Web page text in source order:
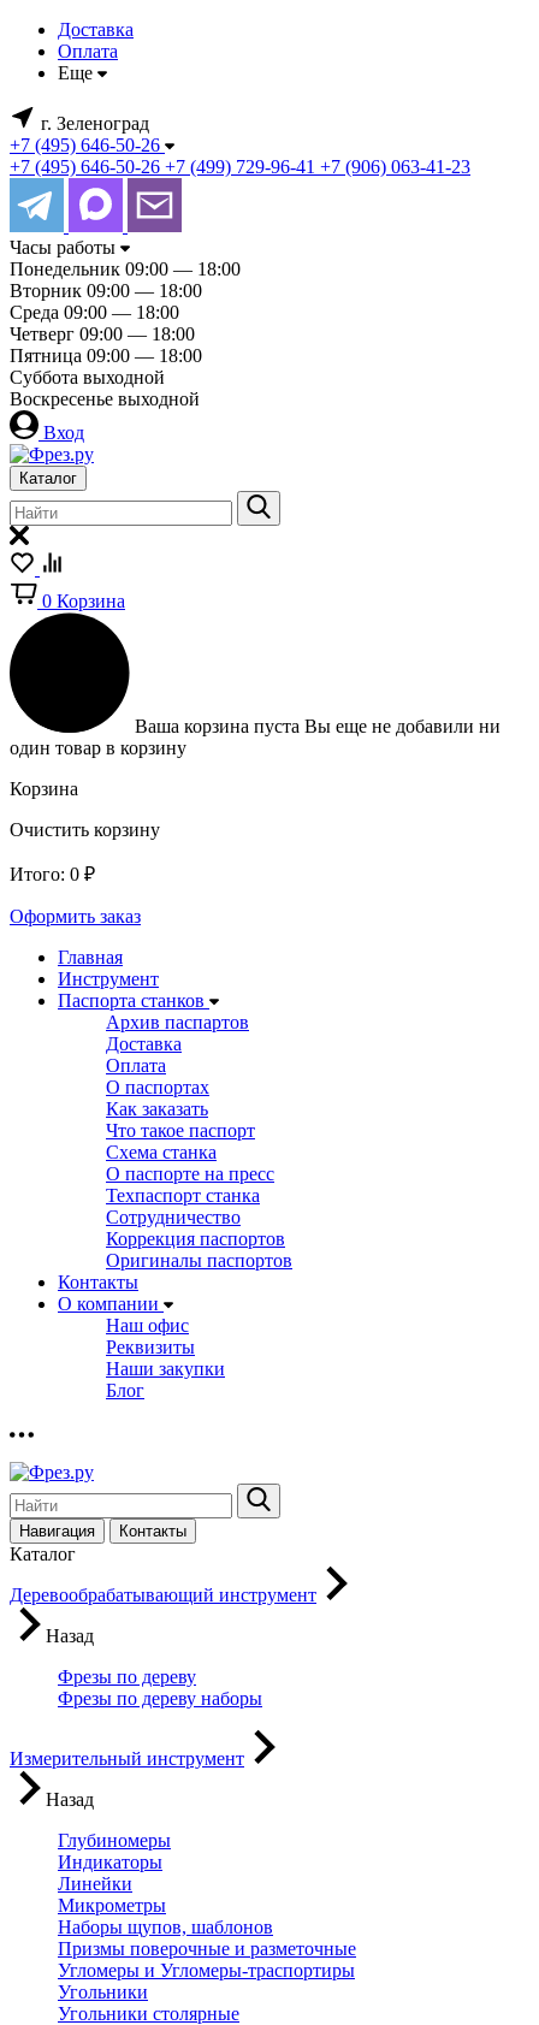
Доставка
Оплата
Еще
г. Зеленоград
+7 (495) 646-50-26
+7 (495) 646-50-26 +7 (499) 729-96-41 +7 (906) 063-41-23
Часы работы
Понедельник 09:00 — 18:00
Вторник 09:00 — 18:00
Среда 09:00 — 18:00
Четверг 09:00 — 18:00
Пятница 09:00 — 18:00
Суббота выходной
Воскресенье выходной
Вход
Каталог
0 Корзина
Ваша корзина пуста Вы еще не добавили ни
один товар в корзину
Корзина
Очистить корзину
Итого: 0 ₽
Оформить заказ
Главная
Инструмент
Паспорта станков
Архив паспартов
Доставка
Оплата
О паспортах
Как заказать
Что такое паспорт
Схема станка
О паспорте на пресс
Техпаспорт станка
Сотрудничество
Коррекция паспортов
Оригиналы паспортов
Контакты
О компании
Наш офис
Реквизиты
Наши закупки
Блог
Навигация Контакты
Каталог
Деревообрабатывающий инструмент
Назад
Фрезы по дереву
Фрезы по дереву наборы
Измерительный инструмент
Назад
Глубиномеры
Индикаторы
Линейки
Микрометры
Наборы щупов, шаблонов
Призмы поверочные и разметочные
Угломеры и Угломеры-траспортиры
Угольники
Угольники столярные